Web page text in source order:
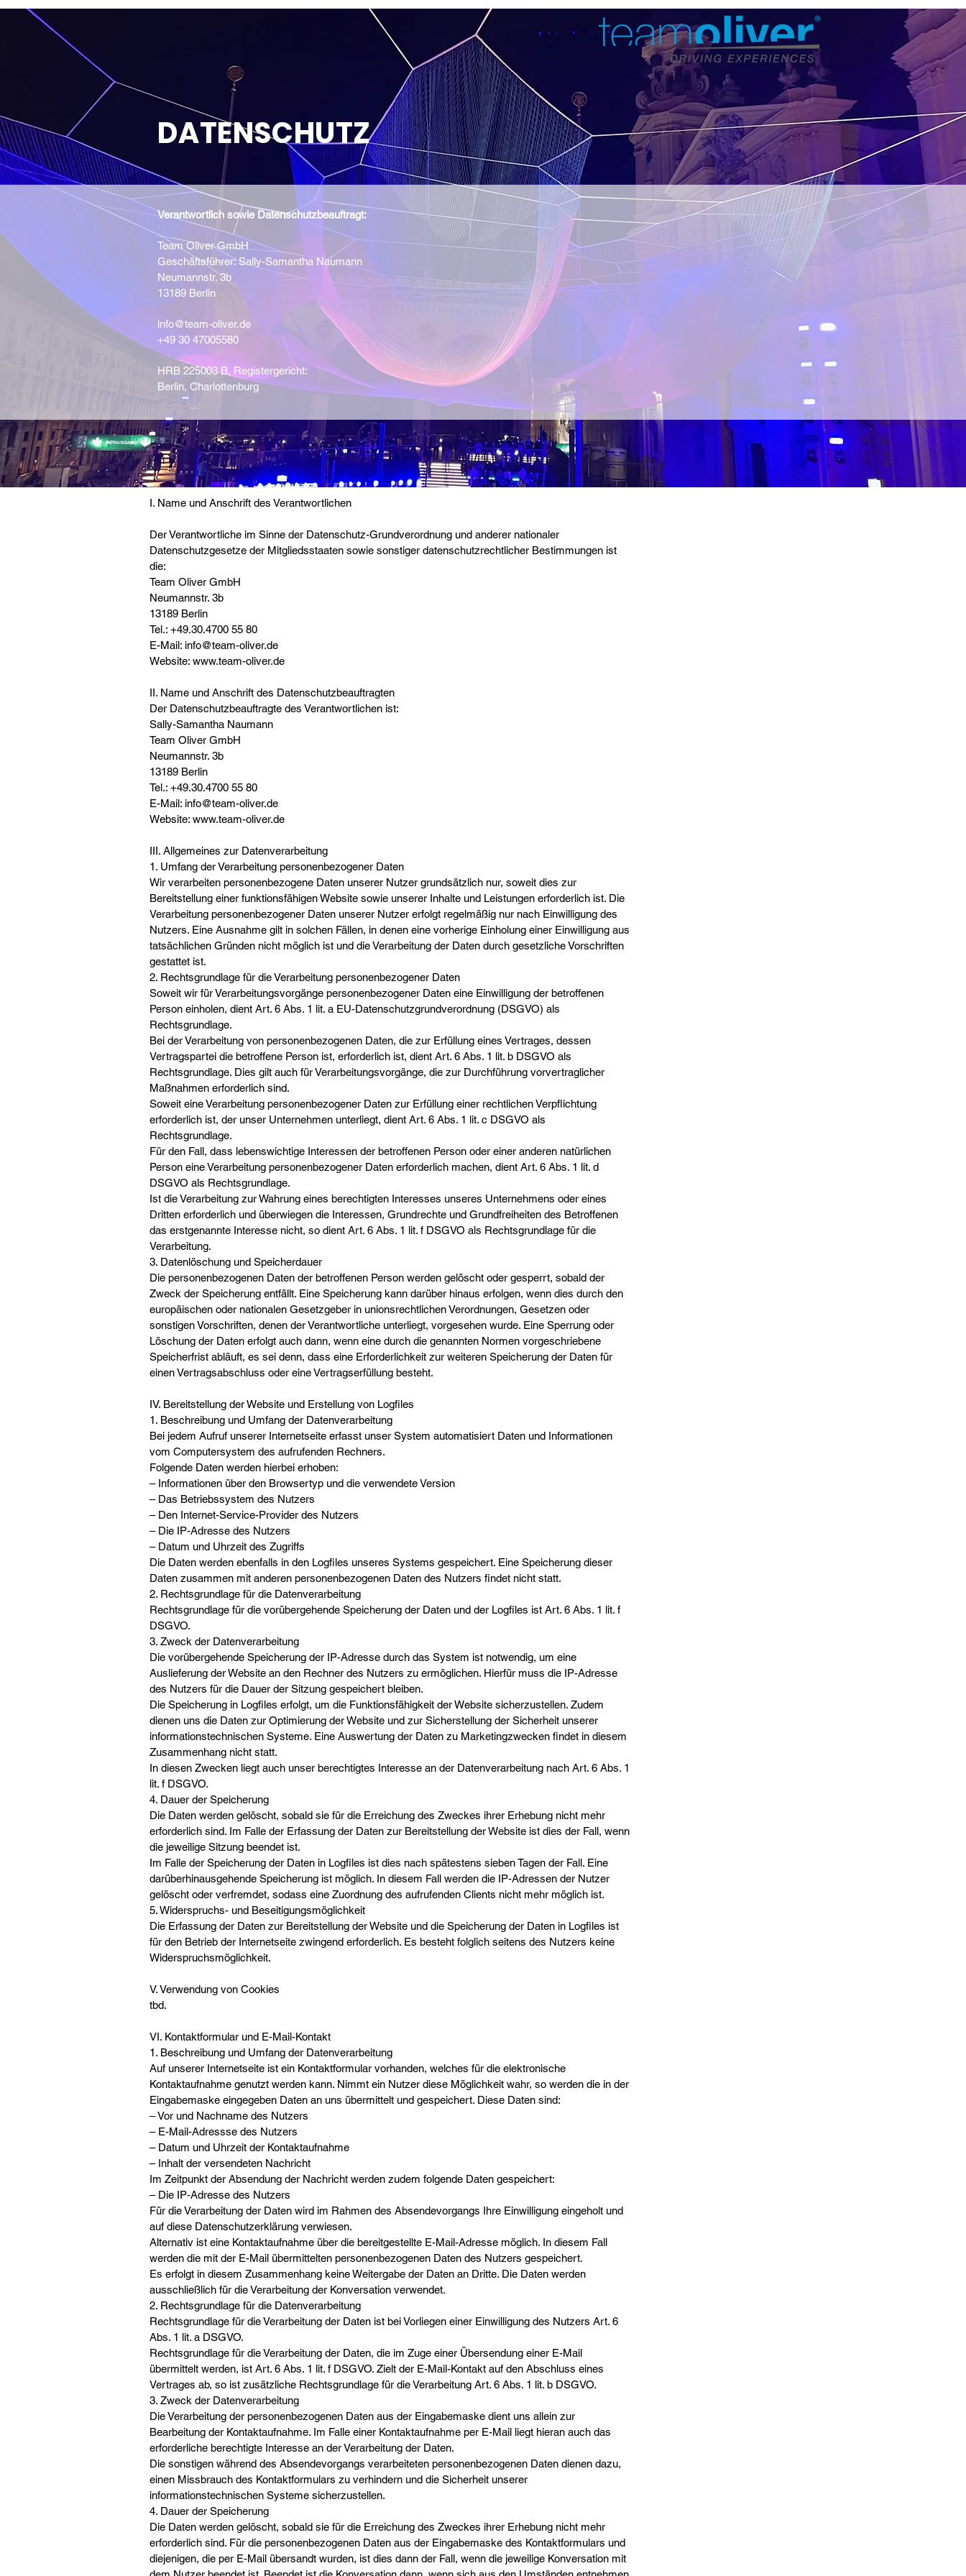
DATENSCHUTZ
Verantwortlich sowie Datenschutzbeauftragt:
Team Oliver GmbH
Geschäftsführer: Sally-Samantha Naumann
Neumannstr. 3b
13189 Berlin
info@team-oliver.de
+49 30 47005580
HRB 225003 B, Registergericht:
Berlin, Charlottenburg
I. Name und Anschrift des Verantwortlichen
Der Verantwortliche im Sinne der Datenschutz-Grundverordnung und anderer nationaler
Datenschutzgesetze der Mitgliedsstaaten sowie sonstiger datenschutzrechtlicher Bestimmungen ist
die:
Team Oliver GmbH
Neumannstr. 3b
13189 Berlin
Tel.: +49.30.4700 55 80
E-Mail: info@team-oliver.de
Website: www.team-oliver.de
II. Name und Anschrift des Datenschutzbeauftragten
Der Datenschutzbeauftragte des Verantwortlichen ist:
Sally-Samantha Naumann
Team Oliver GmbH
Neumannstr. 3b
13189 Berlin
Tel.: +49.30.4700 55 80
E-Mail: info@team-oliver.de
Website: www.team-oliver.de
III. Allgemeines zur Datenverarbeitung
1. Umfang der Verarbeitung personenbezogener Daten
Wir verarbeiten personenbezogene Daten unserer Nutzer grundsätzlich nur, soweit dies zur
Bereitstellung einer funktionsfähigen Website sowie unserer Inhalte und Leistungen erforderlich ist. Die
Verarbeitung personenbezogener Daten unserer Nutzer erfolgt regelmäßig nur nach Einwilligung des
Nutzers. Eine Ausnahme gilt in solchen Fällen, in denen eine vorherige Einholung einer Einwilligung aus
tatsächlichen Gründen nicht möglich ist und die Verarbeitung der Daten durch gesetzliche Vorschriften
gestattet ist.
2. Rechtsgrundlage für die Verarbeitung personenbezogener Daten
Soweit wir für Verarbeitungsvorgänge personenbezogener Daten eine Einwilligung der betroffenen
Person einholen, dient Art. 6 Abs. 1 lit. a EU-Datenschutzgrundverordnung (DSGVO) als
Rechtsgrundlage.
Bei der Verarbeitung von personenbezogenen Daten, die zur Erfüllung eines Vertrages, dessen
Vertragspartei die betroffene Person ist, erforderlich ist, dient Art. 6 Abs. 1 lit. b DSGVO als
Rechtsgrundlage. Dies gilt auch für Verarbeitungsvorgänge, die zur Durchführung vorvertraglicher
Maßnahmen erforderlich sind.
Soweit eine Verarbeitung personenbezogener Daten zur Erfüllung einer rechtlichen Verpflichtung
erforderlich ist, der unser Unternehmen unterliegt, dient Art. 6 Abs. 1 lit. c DSGVO als
Rechtsgrundlage.
Für den Fall, dass lebenswichtige Interessen der betroffenen Person oder einer anderen natürlichen
Person eine Verarbeitung personenbezogener Daten erforderlich machen, dient Art. 6 Abs. 1 lit. d
DSGVO als Rechtsgrundlage.
Ist die Verarbeitung zur Wahrung eines berechtigten Interesses unseres Unternehmens oder eines
Dritten erforderlich und überwiegen die Interessen, Grundrechte und Grundfreiheiten des Betroffenen
das erstgenannte Interesse nicht, so dient Art. 6 Abs. 1 lit. f DSGVO als Rechtsgrundlage für die
Verarbeitung.
3. Datenlöschung und Speicherdauer
Die personenbezogenen Daten der betroffenen Person werden gelöscht oder gesperrt, sobald der
Zweck der Speicherung entfällt. Eine Speicherung kann darüber hinaus erfolgen, wenn dies durch den
europäischen oder nationalen Gesetzgeber in unionsrechtlichen Verordnungen, Gesetzen oder
sonstigen Vorschriften, denen der Verantwortliche unterliegt, vorgesehen wurde. Eine Sperrung oder
Löschung der Daten erfolgt auch dann, wenn eine durch die genannten Normen vorgeschriebene
Speicherfrist abläuft, es sei denn, dass eine Erforderlichkeit zur weiteren Speicherung der Daten für
einen Vertragsabschluss oder eine Vertragserfüllung besteht.
IV. Bereitstellung der Website und Erstellung von Logfiles
1. Beschreibung und Umfang der Datenverarbeitung
Bei jedem Aufruf unserer Internetseite erfasst unser System automatisiert Daten und Informationen
vom Computersystem des aufrufenden Rechners.
Folgende Daten werden hierbei erhoben:
– Informationen über den Browsertyp und die verwendete Version
– Das Betriebssystem des Nutzers
– Den Internet-Service-Provider des Nutzers
– Die IP-Adresse des Nutzers
– Datum und Uhrzeit des Zugriffs
Die Daten werden ebenfalls in den Logfiles unseres Systems gespeichert. Eine Speicherung dieser
Daten zusammen mit anderen personenbezogenen Daten des Nutzers findet nicht statt.
2. Rechtsgrundlage für die Datenverarbeitung
Rechtsgrundlage für die vorübergehende Speicherung der Daten und der Logfiles ist Art. 6 Abs. 1 lit. f
DSGVO.
3. Zweck der Datenverarbeitung
Die vorübergehende Speicherung der IP-Adresse durch das System ist notwendig, um eine
Auslieferung der Website an den Rechner des Nutzers zu ermöglichen. Hierfür muss die IP-Adresse
des Nutzers für die Dauer der Sitzung gespeichert bleiben.
Die Speicherung in Logfiles erfolgt, um die Funktionsfähigkeit der Website sicherzustellen. Zudem
dienen uns die Daten zur Optimierung der Website und zur Sicherstellung der Sicherheit unserer
informationstechnischen Systeme. Eine Auswertung der Daten zu Marketingzwecken findet in diesem
Zusammenhang nicht statt.
In diesen Zwecken liegt auch unser berechtigtes Interesse an der Datenverarbeitung nach Art. 6 Abs. 1
lit. f DSGVO.
4. Dauer der Speicherung
Die Daten werden gelöscht, sobald sie für die Erreichung des Zweckes ihrer Erhebung nicht mehr
erforderlich sind. Im Falle der Erfassung der Daten zur Bereitstellung der Website ist dies der Fall, wenn
die jeweilige Sitzung beendet ist.
Im Falle der Speicherung der Daten in Logfiles ist dies nach spätestens sieben Tagen der Fall. Eine
darüberhinausgehende Speicherung ist möglich. In diesem Fall werden die IP-Adressen der Nutzer
gelöscht oder verfremdet, sodass eine Zuordnung des aufrufenden Clients nicht mehr möglich ist.
5. Widerspruchs- und Beseitigungsmöglichkeit
Die Erfassung der Daten zur Bereitstellung der Website und die Speicherung der Daten in Logfiles ist
für den Betrieb der Internetseite zwingend erforderlich. Es besteht folglich seitens des Nutzers keine
Widerspruchsmöglichkeit.
V. Verwendung von Cookies
tbd.
VI. Kontaktformular und E-Mail-Kontakt
1. Beschreibung und Umfang der Datenverarbeitung
Auf unserer Internetseite ist ein Kontaktformular vorhanden, welches für die elektronische
Kontaktaufnahme genutzt werden kann. Nimmt ein Nutzer diese Möglichkeit wahr, so werden die in der
Eingabemaske eingegeben Daten an uns übermittelt und gespeichert. Diese Daten sind:
– Vor und Nachname des Nutzers
– E-Mail-Adressse des Nutzers
– Datum und Uhrzeit der Kontaktaufnahme
– Inhalt der versendeten Nachricht
Im Zeitpunkt der Absendung der Nachricht werden zudem folgende Daten gespeichert:
– Die IP-Adresse des Nutzers
Für die Verarbeitung der Daten wird im Rahmen des Absendevorgangs Ihre Einwilligung eingeholt und
auf diese Datenschutzerklärung verwiesen.
Alternativ ist eine Kontaktaufnahme über die bereitgestellte E-Mail-Adresse möglich. In diesem Fall
werden die mit der E-Mail übermittelten personenbezogenen Daten des Nutzers gespeichert.
Es erfolgt in diesem Zusammenhang keine Weitergabe der Daten an Dritte. Die Daten werden
ausschließlich für die Verarbeitung der Konversation verwendet.
2. Rechtsgrundlage für die Datenverarbeitung
Rechtsgrundlage für die Verarbeitung der Daten ist bei Vorliegen einer Einwilligung des Nutzers Art. 6
Abs. 1 lit. a DSGVO.
Rechtsgrundlage für die Verarbeitung der Daten, die im Zuge einer Übersendung einer E-Mail
übermittelt werden, ist Art. 6 Abs. 1 lit. f DSGVO. Zielt der E-Mail-Kontakt auf den Abschluss eines
Vertrages ab, so ist zusätzliche Rechtsgrundlage für die Verarbeitung Art. 6 Abs. 1 lit. b DSGVO.
3. Zweck der Datenverarbeitung
Die Verarbeitung der personenbezogenen Daten aus der Eingabemaske dient uns allein zur
Bearbeitung der Kontaktaufnahme. Im Falle einer Kontaktaufnahme per E-Mail liegt hieran auch das
erforderliche berechtigte Interesse an der Verarbeitung der Daten.
Die sonstigen während des Absendevorgangs verarbeiteten personenbezogenen Daten dienen dazu,
einen Missbrauch des Kontaktformulars zu verhindern und die Sicherheit unserer
informationstechnischen Systeme sicherzustellen.
4. Dauer der Speicherung
Die Daten werden gelöscht, sobald sie für die Erreichung des Zweckes ihrer Erhebung nicht mehr
erforderlich sind. Für die personenbezogenen Daten aus der Eingabemaske des Kontaktformulars und
diejenigen, die per E-Mail übersandt wurden, ist dies dann der Fall, wenn die jeweilige Konversation mit